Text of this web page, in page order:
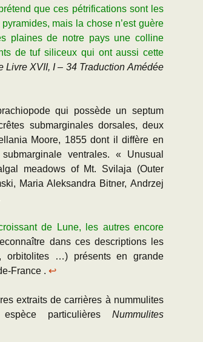
que ces pétrifications sont les
mais la chose n’est guère
plaines de notre pays une colline
de tuf siliceux qui ont aussi cette
Livre XVII, I – 34 Traduction Amédée
qui possède un septum
submarginales dorsales, deux
Moore, 1855 dont il diffère en
ventrales. « Unusual
meadows of Mt. Svilaja (Outer
, Maria Aleksandra Bitner,Andrzej
de Lune, les autres encore
dans ces descriptions les
orbitolites …) présents en grande
France . ↩
extraits de carrières à nummulites
particulières Nummulites